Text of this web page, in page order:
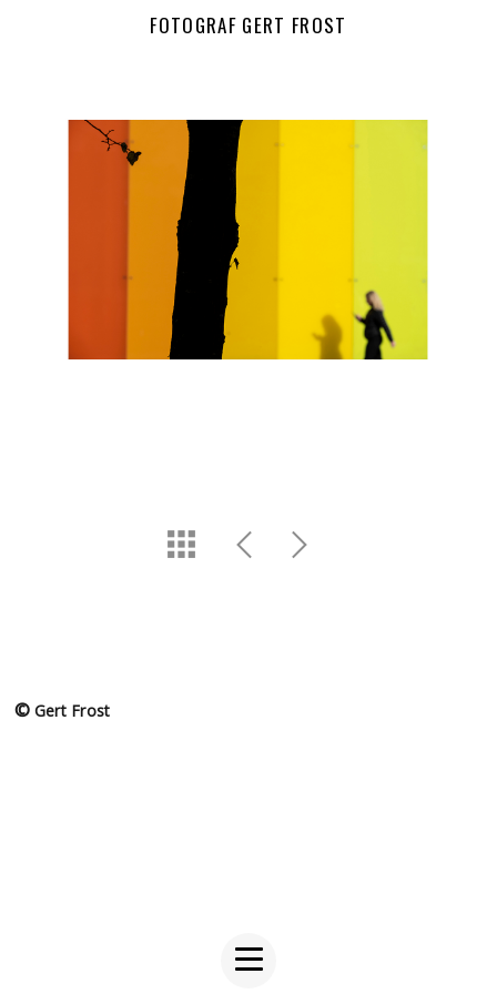
FOTOGRAF GERT FROST
© Gert Frost